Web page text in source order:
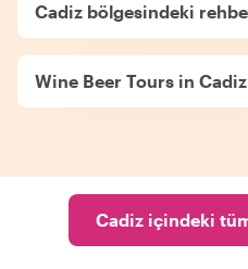
Cadiz bölgesindeki
Wine Beer Tours in Cadiz
Cadiz içindeki